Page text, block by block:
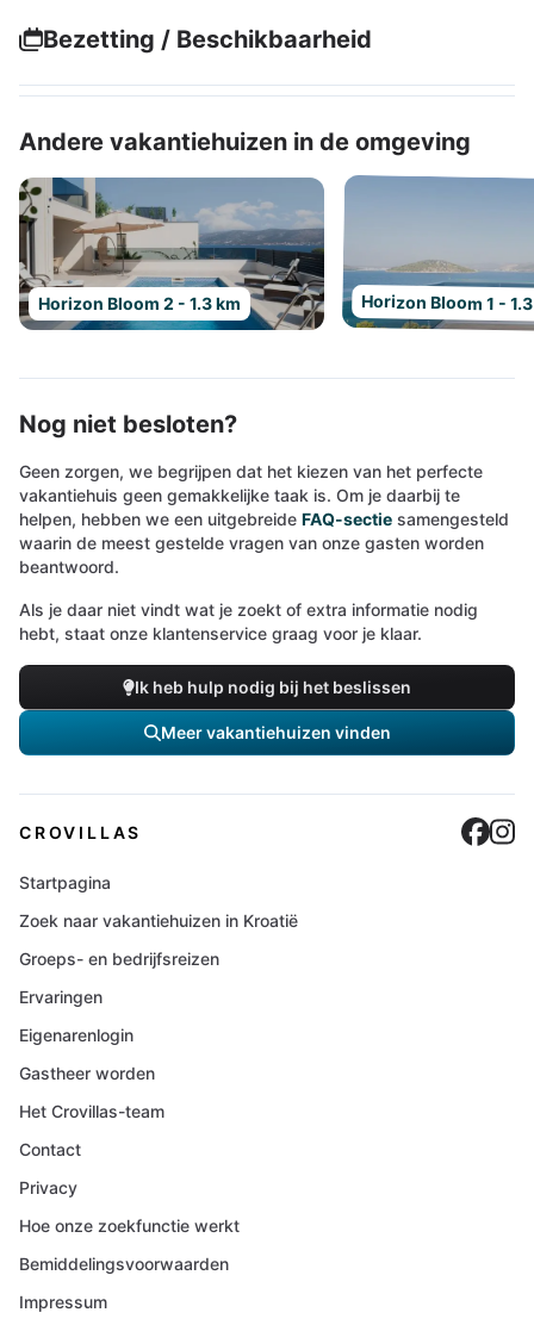
Bezetting / Beschikbaarheid
Andere vakantiehuizen in de omgeving
Horizon Bloom 2 - 1.3 km Horizon Bloom 1 -
Nog niet besloten?
Geen zorgen, we begrijpen dat het kiezen van het perfecte
vakantiehuis geen gemakkelijke taak is. Om je daarbij te
helpen, hebben we een uitgebreide FAQ-sectie samengesteld
waarin de meest gestelde vragen van onze gasten worden
beantwoord.
Als je daar niet vindt wat je zoekt of extra informatie nodig
hebt, staat onze klantenservice graag voor je klaar.
Ik heb hulp nodig bij het beslissen
Meer vakantiehuizen vinden
CROVILLAS
Startpagina
Zoek naar vakantiehuizen in Kroatië
Groeps- en bedrijfsreizen
Ervaringen
Eigenarenlogin
Gastheer worden
Het Crovillas-team
Contact
Privacy
Hoe onze zoekfunctie werkt
Bemiddelingsvoorwaarden
Impressum